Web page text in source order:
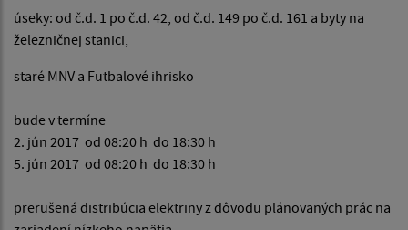
úseky: od č.d. 1 po č.d. 42, od č.d. 149 po č.d. 161 a byty na
železničnej stanici,
staré MNV a Futbalové ihrisko
bude v termíne
2. jún 2017 od 08:20 h do 18:30 h
5. jún 2017 od 08:20 h do 18:30 h
prerušená distribúcia elektriny z dôvodu plánovaných prác na